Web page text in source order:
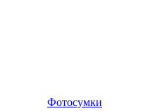
Фотосумки